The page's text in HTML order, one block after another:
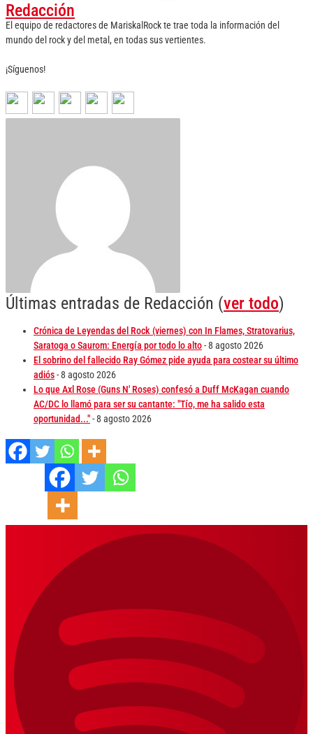
Redacción
El equipo de redactores de MariskalRock te trae toda la información del
mundo del rock y del metal, en todas sus vertientes.
¡Síguenos!
Últimas entradas de Redacción (ver todo)
Crónica de Leyendas del Rock (viernes) con In Flames, Stratovarius,
Saratoga o Saurom: Energía por todo lo alto- 8 agosto 2026
El sobrino del fallecido Ray Gómez pide ayuda para costear su último
adiós- 8 agosto 2026
Lo que Axl Rose (Guns N' Roses) confesó a Duff McKagan cuando
AC/DC lo llamó para ser su cantante: "Tío, me ha salido esta
oportunidad..."- 8 agosto 2026